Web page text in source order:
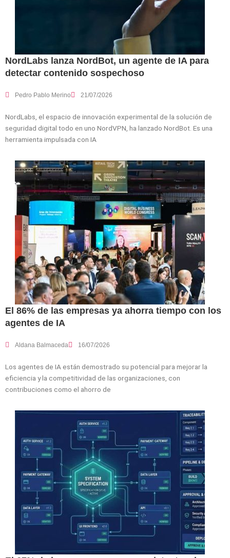
NordLabs lanza NordBot, un agente de IA para
detectar contenido sospechoso
Pedro Pablo Merino 21/07/2026
NordLabs, el espacio de innovación experimental de la solución de
seguridad digital todo en uno NordVPN, ha lanzado NordBot. Es una
herramienta impulsada con IA
El 86% de las empresas ya ahorra tiempo con los
agentes de IA
Aldana Balmaceda 16/07/2026
Los agentes de IA están demostrado su potencial para mejorar la
eficiencia y la competitividad de las organizaciones, con
contribuciones como el ahorro de